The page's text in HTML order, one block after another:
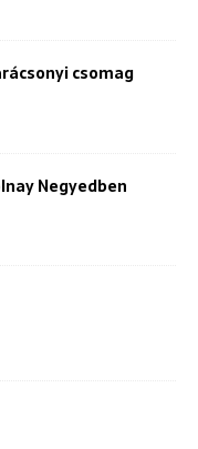
csomag
Negyedben